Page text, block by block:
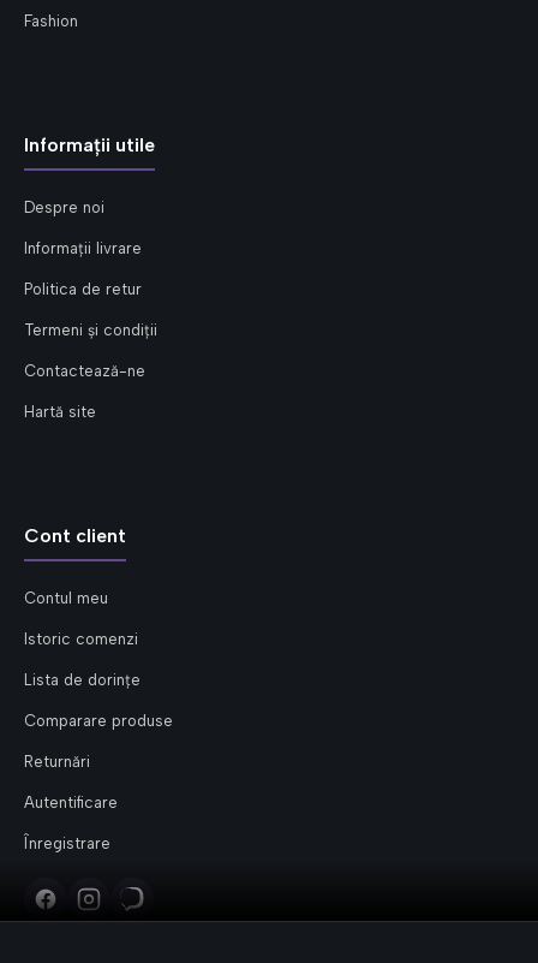
Fashion
Informații utile
Despre noi
Informații livrare
Politica de retur
Termeni și condiții
Contactează-ne
Hartă site
Cont client
Contul meu
Istoric comenzi
Lista de dorințe
Comparare produse
Returnări
Autentificare
Înregistrare